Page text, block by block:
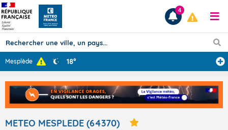
Prévisions
TOUS LES RÉSULTATS
4
Mesplède 18°
METEO MESPLEDE (64370)